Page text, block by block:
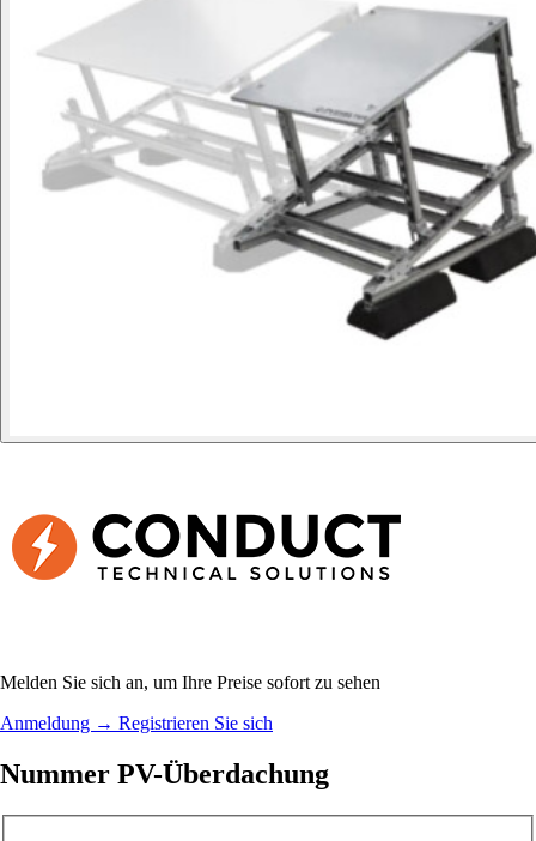
Melden Sie sich an, um Ihre Preise sofort zu sehen
Anmeldung → Registrieren Sie sich
Nummer PV-Überdachung